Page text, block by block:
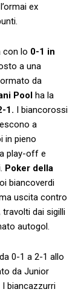
ex
con lo 0-1 in
a una
da
Pool ha la
1. I biancorossi
a
in pieno
play-off e
Poker della
biancoverdi
uscita contro
travolti dai sigilli
autogol.
0-1 a 2-1 allo
da Junior
biancazzurri